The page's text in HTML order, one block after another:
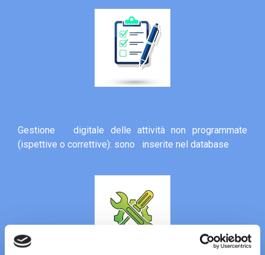
Gestione digitale delle attività non programmate
(ispettive o correttive): sono inserite nel database